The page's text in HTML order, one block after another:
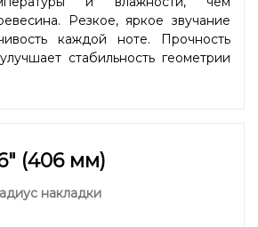
Резкое, яркое звучание
каждой ноте. Прочность
стабильность геометрии
(406 мм)
накладки